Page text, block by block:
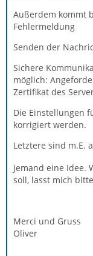
Außerdem kommt
Fehlermeldung
Senden der
Sichere
möglich:
Zertifikat des
Die Einstellungen
korrigiert werden.
Letztere sind m.E.
Jemand eine Idee.
soll, lasst mich
Merci und Gruss
Oliver